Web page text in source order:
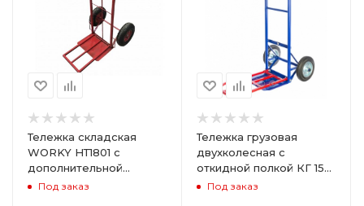
Тележка складская
WORKY НТ1801 с
дополнительной
платформой, без колёс,
Под заказ
Тележка грузовая
двухколесная с
откидной полкой КГ 150
П. (г/п 150 кг) Колеса
Под заказ